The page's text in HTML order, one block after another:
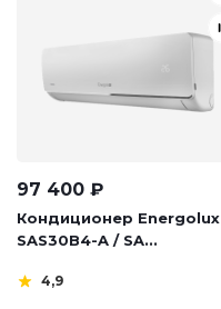
97 400 ₽
Кондиционер Energolux
SAS30B4-A / SA...
4,9